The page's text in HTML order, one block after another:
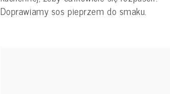
Doprawiamy sos pieprzem do smaku.